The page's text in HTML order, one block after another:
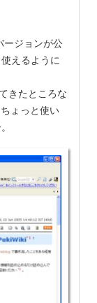
ージョンが公
えるように
きたところな
ょっと使い